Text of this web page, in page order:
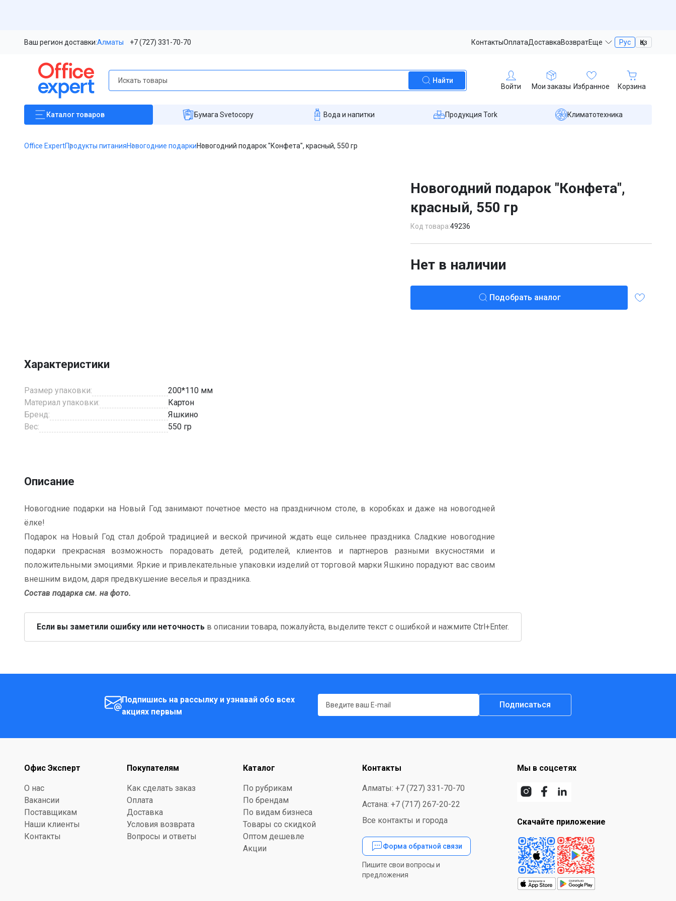
Ваш регион доставки:Алматы +7 (727) 331-70-70 КонтактыОплатаДоставкаВозвратЕще Рус Қаз
Найти
Войти Мои заказы Избранное Корзина
Каталогтоваров Бумага Svetocopy Вода и напитки Продукция Tork Климатотехника
Office ExpertПродукты питанияНовогодние подаркиНовогодний подарок "Конфета", красный, 550 гр
Новогодний подарок "Конфета",
красный, 550 гр
Код товара:49236
Нет в наличии
Подобрать аналог
Характеристики
Размер упаковки:
200*110 мм
Материал упаковки:
Картон
Бренд:
Яшкино
Вес:
550 гр
Описание
Новогодние подарки на Новый Год занимают почетное место на праздничном столе, в коробках и даже на новогодней
ёлке!
Подарок на Новый Год стал доброй традицией и веской причиной ждать еще сильнее праздника. Сладкие новогодние
подарки прекрасная возможность порадовать детей, родителей, клиентов и партнеров разными вкусностями и
положительными эмоциями. Яркие и привлекательные упаковки изделий от торговой марки Яшкино порадуют вас своим
внешним видом, даря предвкушение веселья и праздника.
Состав подарка см. на фото.
Если вы заметили ошибку или неточность в описании товара, пожалуйста, выделите текст с ошибкой и нажмите Ctrl+Enter.
Подпишись на рассылку и узнавай обо всех
акциях первым
Подписаться
Офис Эксперт
О нас
Вакансии
Поставщикам
Наши клиенты
Контакты
Покупателям
Как сделать заказ
Оплата
Доставка
Условия возврата
Вопросы и ответы
Каталог
По рубрикам
По брендам
По видам бизнеса
Товары со скидкой
Оптом дешевле
Акции
Контакты
Алматы: +7 (727) 331-70-70
Астана: +7 (717) 267-20-22
Все контакты и города
Форма обратной связи
Пишите свои вопросы и
предложения
Мы в соцсетях
Скачайте приложение